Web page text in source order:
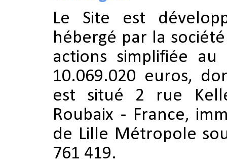
Le Site est
hébergé par la
actions simplifiée
10.069.020 euros,
est situé 2 rue
Roubaix - France,
de Lille Métropole
761 419.